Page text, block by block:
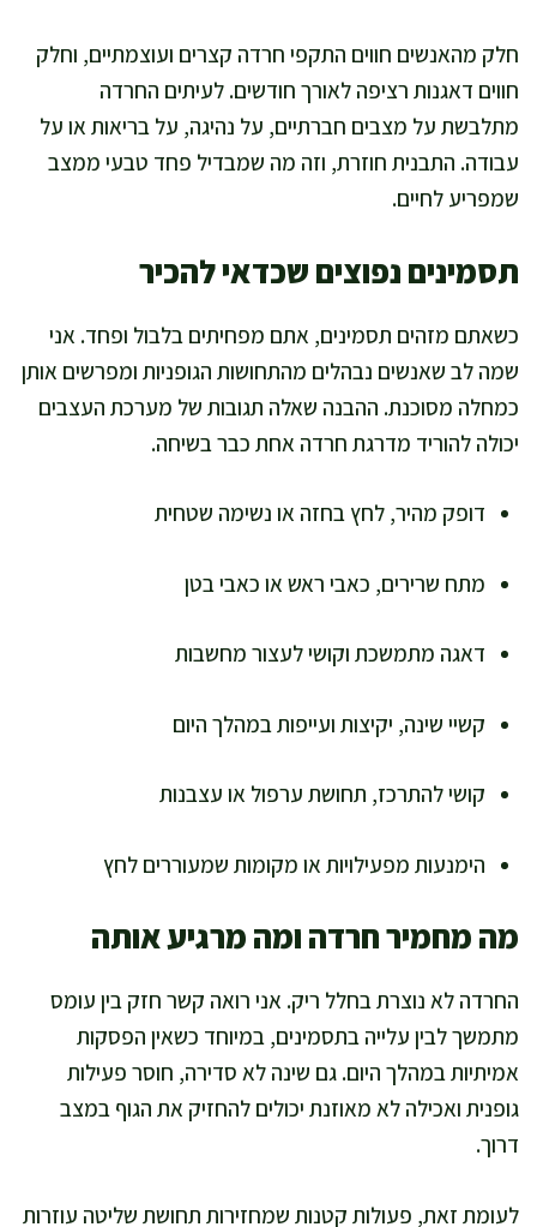
חלק מהאנשים חווים התקפי חרדה קצרים ועוצמתיים, וחלק
חווים דאגנות רציפה לאורך חודשים. לעיתים החרדה
מתלבשת על מצבים חברתיים, על נהיגה, על בריאות או על
עבודה. התבנית חוזרת, וזה מה שמבדיל פחד טבעי ממצב
שמפריע לחיים.
תסמינים נפוצים שכדאי להכיר
כשאתם מזהים תסמינים, אתם מפחיתים בלבול ופחד. אני
שמה לב שאנשים נבהלים מהתחושות הגופניות ומפרשים אותן
כמחלה מסוכנת. ההבנה שאלה תגובות של מערכת העצבים
יכולה להוריד מדרגת חרדה אחת כבר בשיחה.
דופק מהיר, לחץ בחזה או נשימה שטחית
מתח שרירים, כאבי ראש או כאבי בטן
דאגה מתמשכת וקושי לעצור מחשבות
קשיי שינה, יקיצות ועייפות במהלך היום
קושי להתרכז, תחושת ערפול או עצבנות
הימנעות מפעילויות או מקומות שמעוררים לחץ
מה מחמיר חרדה ומה מרגיע אותה
החרדה לא נוצרת בחלל ריק. אני רואה קשר חזק בין עומס
מתמשך לבין עלייה בתסמינים, במיוחד כשאין הפסקות
אמיתיות במהלך היום. גם שינה לא סדירה, חוסר פעילות
גופנית ואכילה לא מאוזנת יכולים להחזיק את הגוף במצב
דרוך.
לעומת זאת, פעולות קטנות שמחזירות תחושת שליטה עוזרות